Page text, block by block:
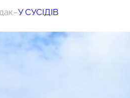
–У СУСІДІВ